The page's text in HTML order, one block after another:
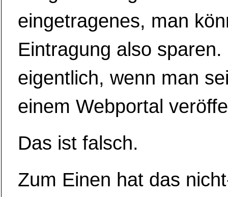
eingetragenes, man
Eintragung also
eigentlich, wenn man
einem Webportal
Das ist falsch.
Zum Einen hat das